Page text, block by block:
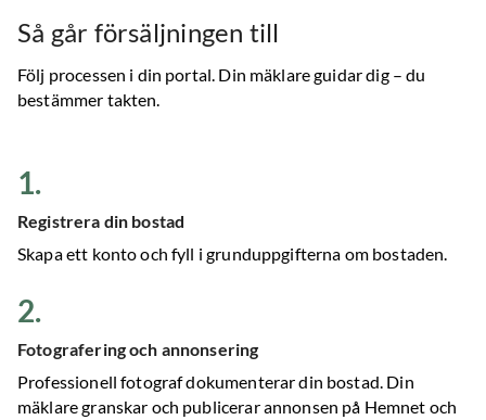
Så går försäljningen till
Följ processen i din portal. Din mäklare guidar dig – du
bestämmer takten.
1.
Registrera din bostad
Skapa ett konto och fyll i grunduppgifterna om bostaden.
2.
Fotografering och annonsering
Professionell fotograf dokumenterar din bostad. Din
mäklare granskar och publicerar annonsen på Hemnet och